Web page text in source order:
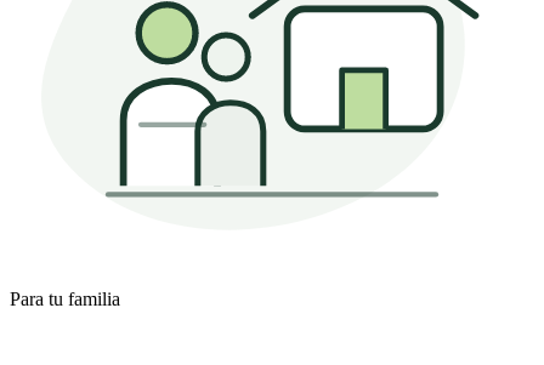
Para tu familia